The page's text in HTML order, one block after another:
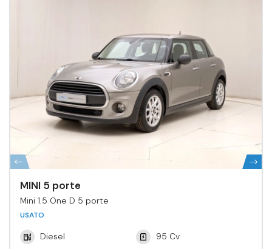
MINI 5 porte
Mini 1.5 One D 5 porte
USATO
Diesel
95 Cv